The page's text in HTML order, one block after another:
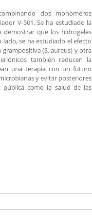
dos monómeros
V-501. Se ha estudiado la
demostrar que los hidrogeles
se ha estudiado el efecto
(S. aureus) y otra
también reducen la
una terapia con un futuro
y evitar posteriores
pública como la salud de las